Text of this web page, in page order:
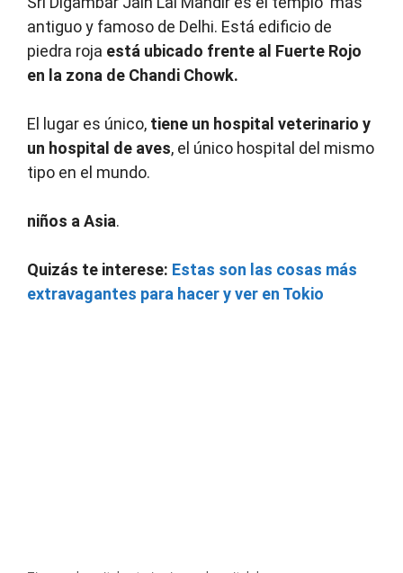
antiguo y famoso de Delhi. Está edificio de
piedra roja está ubicado frente al Fuerte Rojo
en la zona de Chandi Chowk.
El lugar es único, tiene un hospital veterinario y
un hospital de aves, el único hospital del mismo
tipo en el mundo.
niños a Asia.
Quizás te interese: Estas son las cosas más
extravagantes para hacer y ver en Tokio